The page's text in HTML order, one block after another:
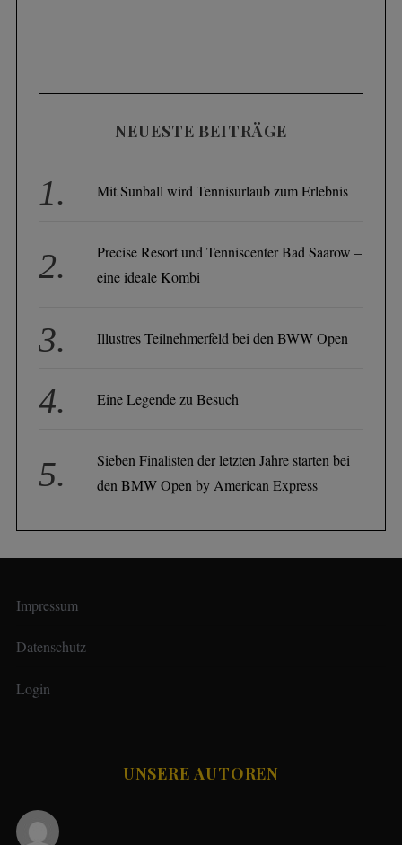
NEUESTE BEITRÄGE
Mit Sunball wird Tennisurlaub zum Erlebnis
Precise Resort und Tenniscenter Bad Saarow –
eine ideale Kombi
Illustres Teilnehmerfeld bei den BWW Open
Eine Legende zu Besuch
Sieben Finalisten der letzten Jahre starten bei
den BMW Open by American Express
Impressum
Datenschutz
Login
UNSERE AUTOREN